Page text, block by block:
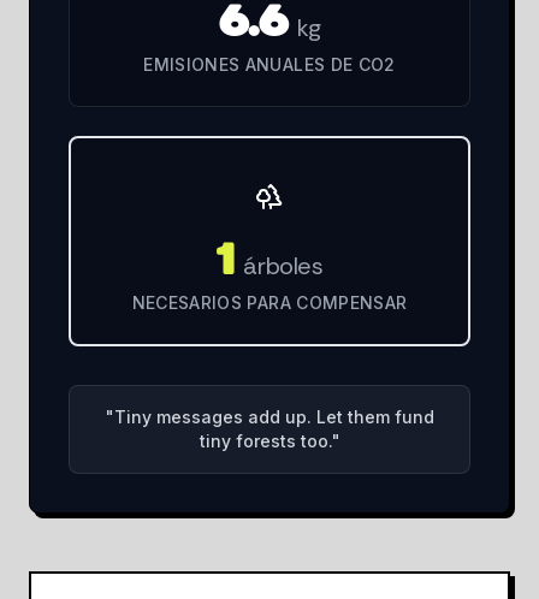
6.6 kg
EMISIONES ANUALES DE CO2
1 árboles
NECESARIOS PARA COMPENSAR
"Tiny messages add up. Let them fund
tiny forests too."